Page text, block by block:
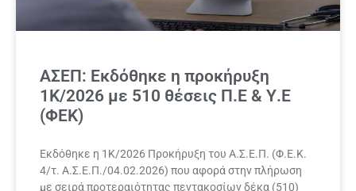
ΑΣΕΠ: Εκδόθηκε η προκήρυξη
1Κ/2026 με 510 θέσεις Π.Ε & Υ.Ε
(ΦΕΚ)
Εκδόθηκε η 1Κ/2026 Προκήρυξη του Α.Σ.Ε.Π. (Φ.Ε.Κ.
4/τ. Α.Σ.Ε.Π./04.02.2026) που αφορά στην πλήρωση
με σειρά προτεραιότητας πεντακοσίων δέκα (510)